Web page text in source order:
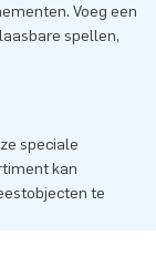
Voeg een
spellen,
speciale
kan
te